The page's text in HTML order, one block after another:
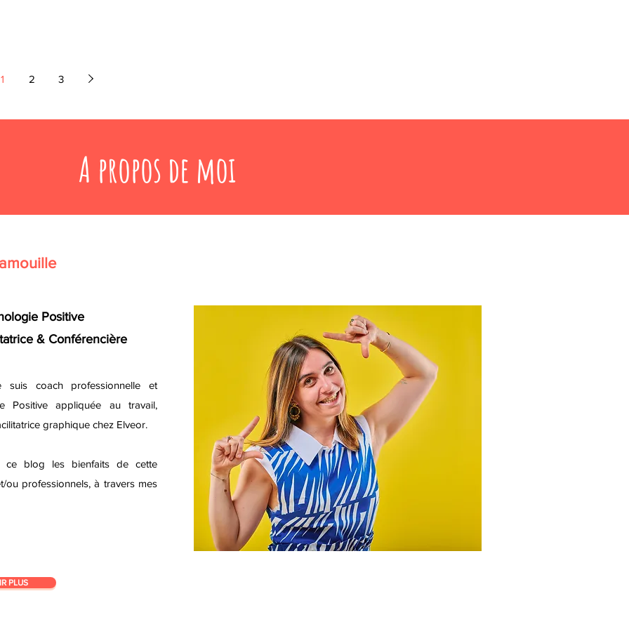
1 2 3
A propos de moi
Positive
& Conférencière
suis coach professionnelle et
Positive appliquée au travail,
graphique chez Elveor.
blog les bienfaits de cette
ou professionnels, à travers mes
PLUS